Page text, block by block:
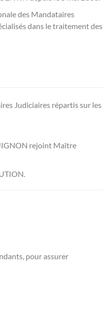
des Mandataires
dans le traitement des
Judiciaires répartis sur les
rejoint Maître
pour assurer